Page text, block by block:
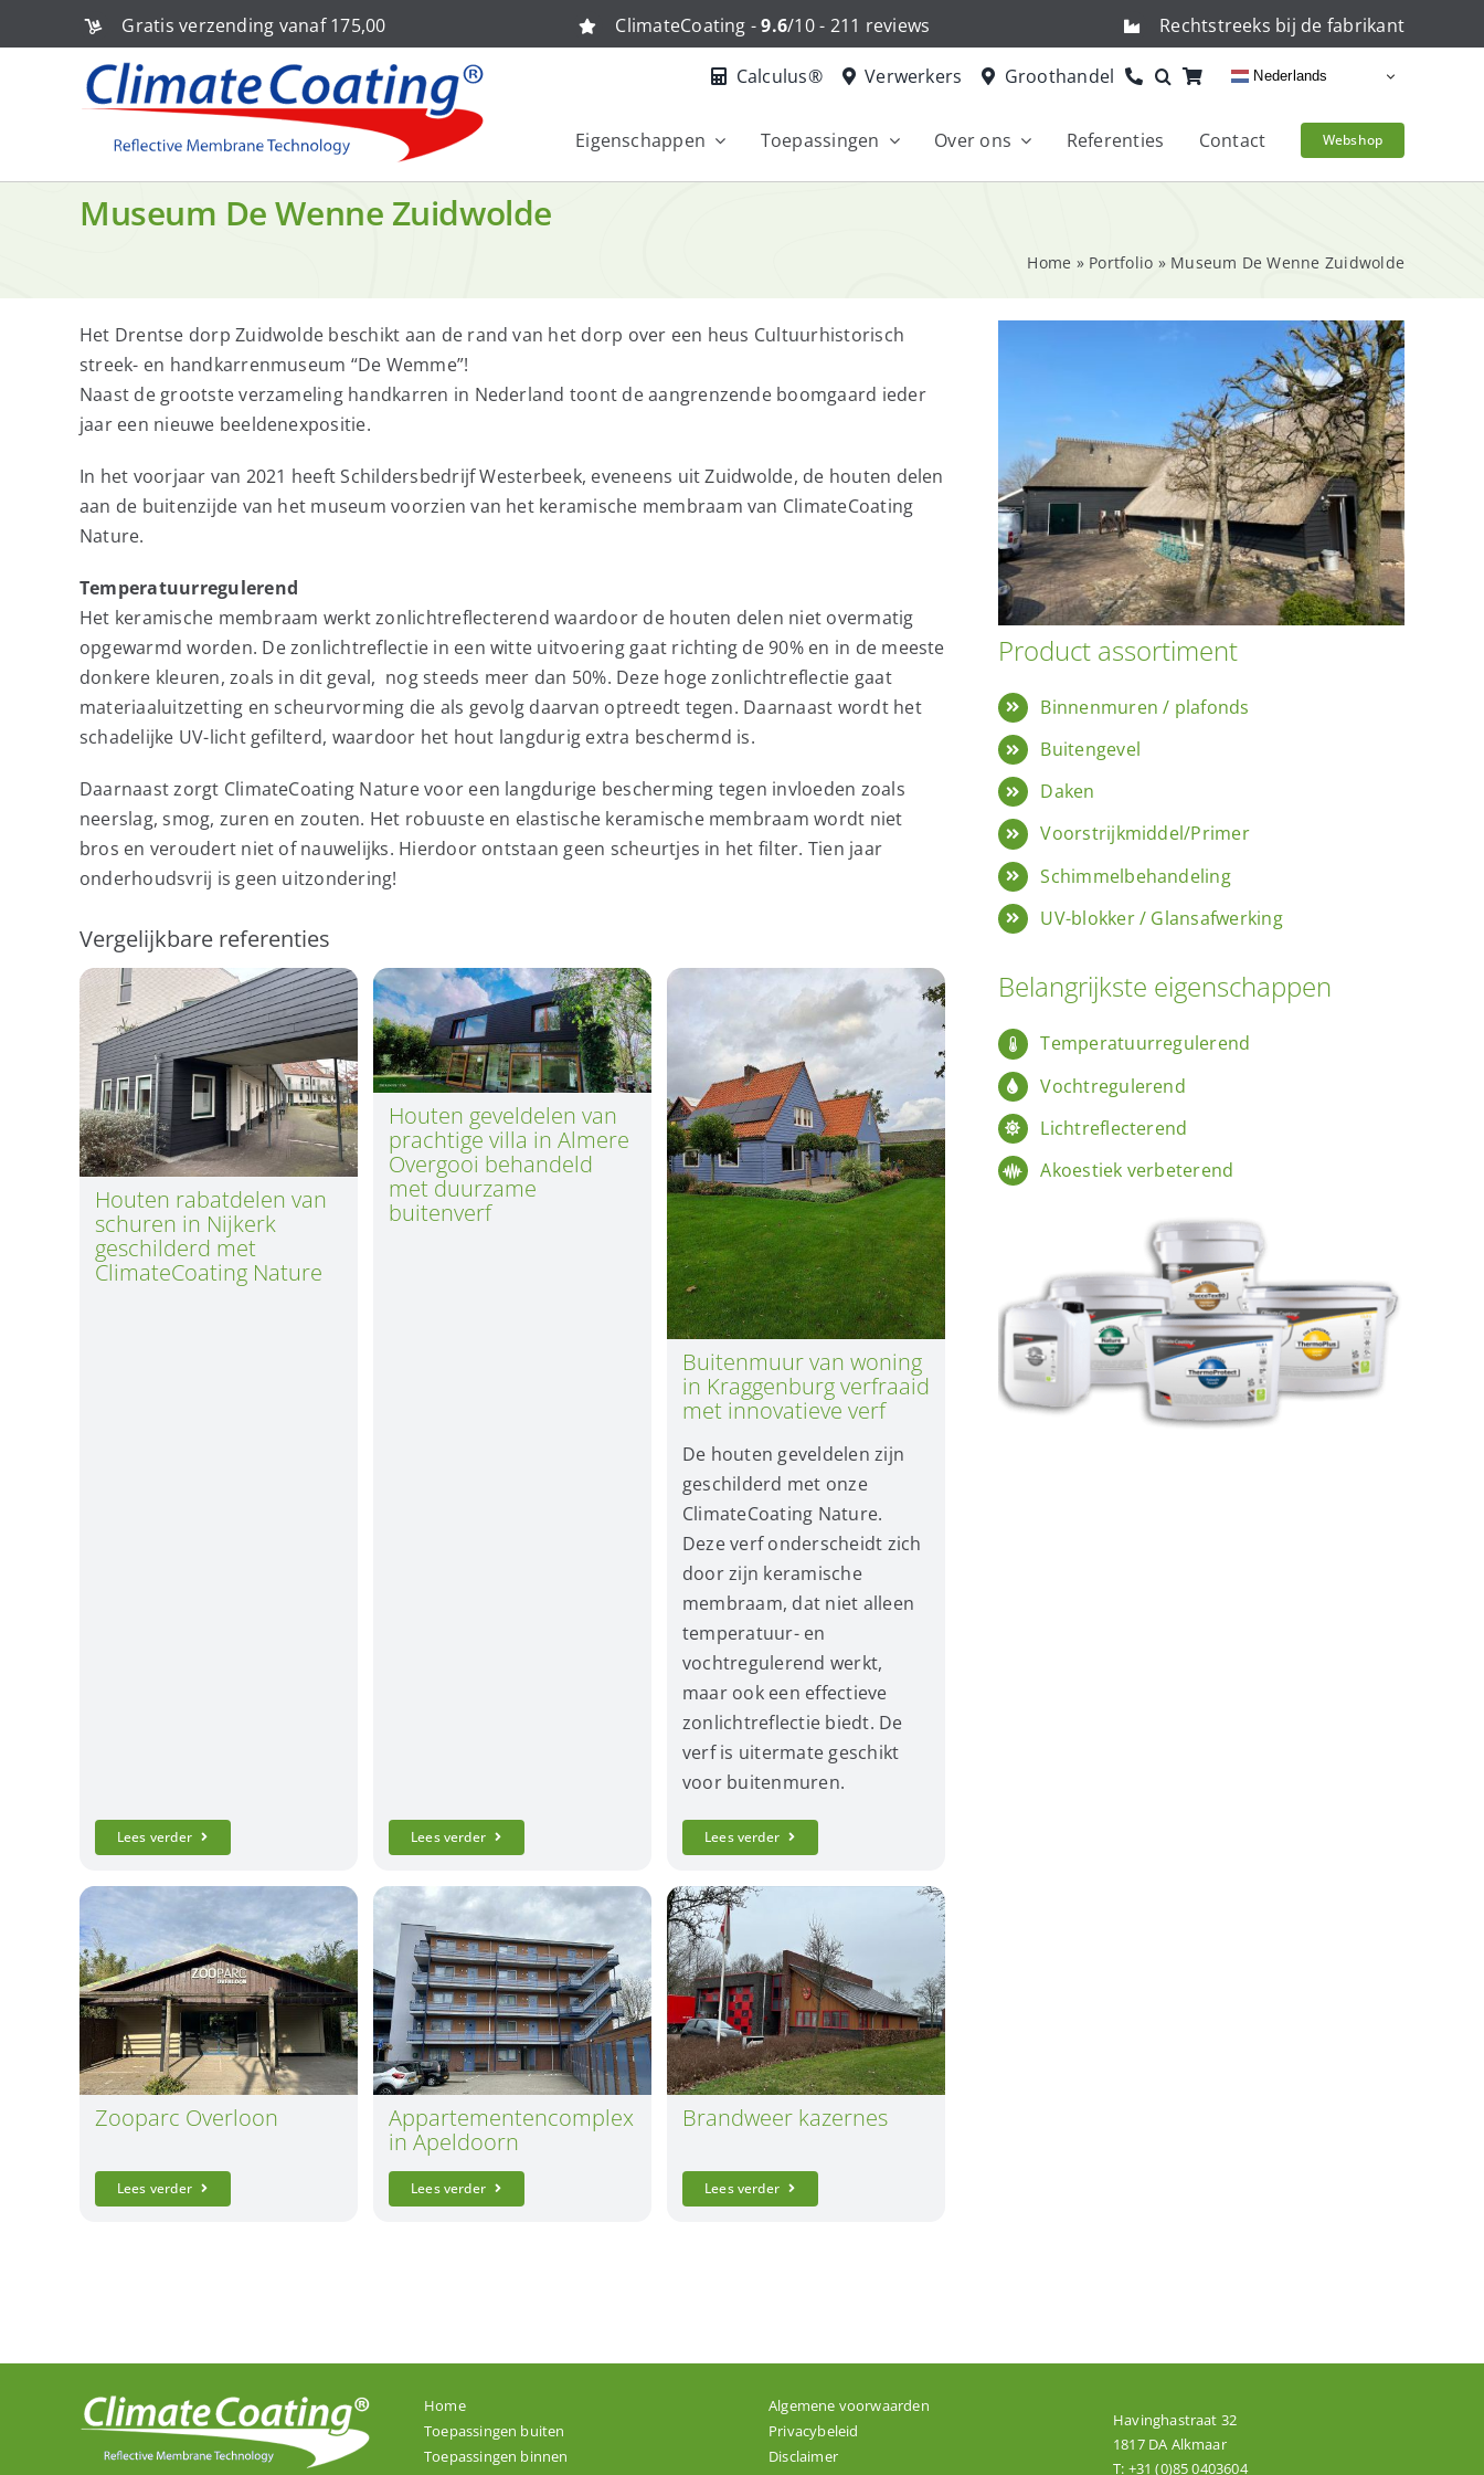
naar
Gratis verzending vanaf 175,00 ClimateCoating -9.6/10 - 211 reviews Rechtstreeks bij de fabrikant
Calculus® Verwerkers Groothandel Nederlands
Eigenschappen Toepassingen Over ons Referenties Contact Webshop
Museum De Wenne Zuidwolde
Home » Portfolio » Museum De Wenne Zuidwolde
Het Drentse dorp Zuidwolde beschikt aan de rand van het dorp over een heus Cultuurhistorisch
streek- en handkarrenmuseum “De Wemme”!
Naast de grootste verzameling handkarren in Nederland toont de aangrenzende boomgaard ieder
jaar een nieuwe beeldenexpositie.
In het voorjaar van 2021 heeft Schildersbedrijf Westerbeek, eveneens uit Zuidwolde, de houten delen
aan de buitenzijde van het museum voorzien van het keramische membraam van ClimateCoating
Nature.
Temperatuurregulerend
Het keramische membraam werkt zonlichtreflecterend waardoor de houten delen niet overmatig
opgewarmd worden. De zonlichtreflectie in een witte uitvoering gaat richting de 90% en in de meeste
donkere kleuren, zoals in dit geval, nog steeds meer dan 50%. Deze hoge zonlichtreflectie gaat
materiaaluitzetting en scheurvorming die als gevolg daarvan optreedt tegen. Daarnaast wordt het
schadelijke UV-licht gefilterd, waardoor het hout langdurig extra beschermd is.
Daarnaast zorgt ClimateCoating Nature voor een langdurige bescherming tegen invloeden zoals
neerslag, smog, zuren en zouten. Het robuuste en elastische keramische membraam wordt niet
bros en veroudert niet of nauwelijks. Hierdoor ontstaan geen scheurtjes in het filter. Tien jaar
onderhoudsvrij is geen uitzondering!
Vergelijkbare referenties
Houten rabatdelen van
schuren in Nijkerk
geschilderd met
ClimateCoating Nature
Lees verder
Houten geveldelen van
prachtige villa in Almere
Overgooi behandeld
met duurzame
buitenverf
Lees verder
Buitenmuur van woning
in Kraggenburg verfraaid
met innovatieve verf
De houten geveldelen zijn
geschilderd met onze
ClimateCoating Nature.
Deze verf onderscheidt zich
door zijn keramische
membraam, dat niet alleen
temperatuur- en
vochtregulerend werkt,
maar ook een effectieve
zonlichtreflectie biedt. De
verf is uitermate geschikt
voor buitenmuren.
Lees verder
Zooparc Overloon
Lees verder
Appartementencomplex
in Apeldoorn
Lees verder
Brandweer kazernes
Lees verder
Product assortiment
Binnenmuren / plafonds
Buitengevel
Daken
Voorstrijkmiddel/Primer
Schimmelbehandeling
UV-blokker / Glansafwerking
Belangrijkste eigenschappen
Temperatuurregulerend
Vochtregulerend
Lichtreflecterend
Akoestiek verbeterend
Home
Toepassingen buiten
Toepassingen binnen
Algemene voorwaarden
Privacybeleid
Disclaimer
Havinghastraat 32
1817 DA Alkmaar
T: +31 (0)85 0403604